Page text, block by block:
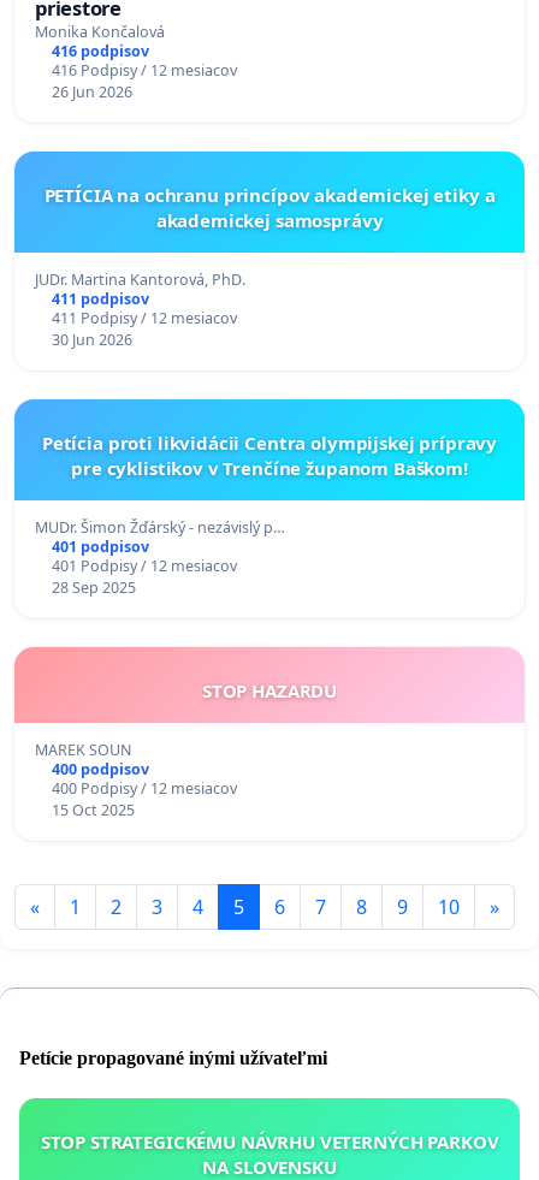
priestore
Monika Končalová
416 podpisov
416 Podpisy / 12 mesiacov
26 Jun 2026
PETÍCIA na ochranu princípov akademickej etiky a
akademickej samosprávy
JUDr. Martina Kantorová, PhD.
411 podpisov
411 Podpisy / 12 mesiacov
30 Jun 2026
Petícia proti likvidácii Centra olympijskej prípravy
pre cyklistikov v Trenčíne županom Baškom!
MUDr. Šimon Žďárský - nezávislý p…
401 podpisov
401 Podpisy / 12 mesiacov
28 Sep 2025
STOP HAZARDU
MAREK SOUN
400 podpisov
400 Podpisy / 12 mesiacov
15 Oct 2025
« 1 2 3 4 5 6 7 8 9 10 »
Petície propagované inými užívateľmi
STOP STRATEGICKÉMU NÁVRHU VETERNÝCH PARKOV
NA SLOVENSKU